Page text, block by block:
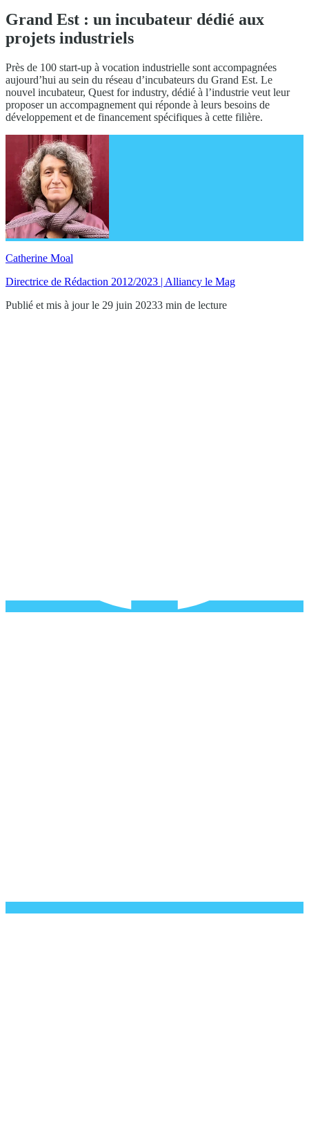
Grand Est : un incubateur dédié aux
projets industriels
Près de 100 start-up à vocation industrielle sont accompagnées
aujourd’hui au sein du réseau d’incubateurs du Grand Est. Le
nouvel incubateur, Quest for industry, dédié à l’industrie veut leur
proposer un accompagnement qui réponde à leurs besoins de
développement et de financement spécifiques à cette filière.
Catherine Moal
Directrice de Rédaction 2012/2023 | Alliancy le Mag
Publié et mis à jour le 29 juin 20233 min de lecture